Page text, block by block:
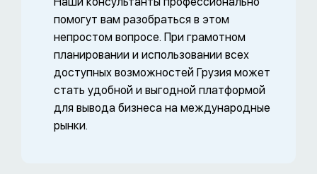
помогут вам разобраться в этом
непростом вопросе. При грамотном
планировании и использовании всех
доступных возможностей Грузия может
стать удобной и выгодной платформой
для вывода бизнеса на международные
рынки.